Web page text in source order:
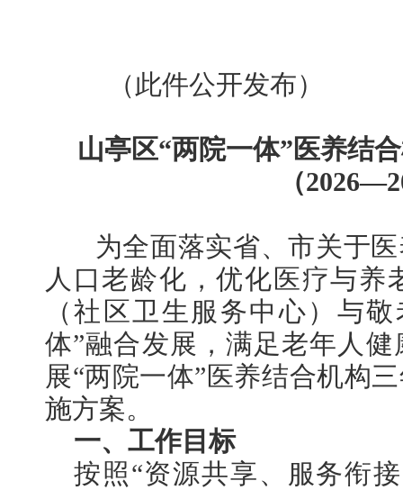
（此件公开发布）
山亭区“两院一体”医养结
（
为全面落实省、市关于
人口老龄化，优化医疗与养
（社区卫生服务中心）与
体”融合发展，满足老年人
展“两院一体”医养结合机构
施方案。
一、工作目标
按照“资源共享、服务衔